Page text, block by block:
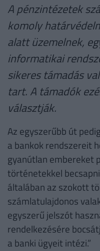
A pénzintézetek
komoly
alatt üzemelnek,
informatikai
sikeres támadás
tart. A támadók
választják.
Az egyszerűbb út
a bankok rendszereit
gyanútlan embereket
történetekkel
általában az szokott
számlatulajdonos
egyszerű jelszót
rendelkezésére
a banki ügyeit intézi.”